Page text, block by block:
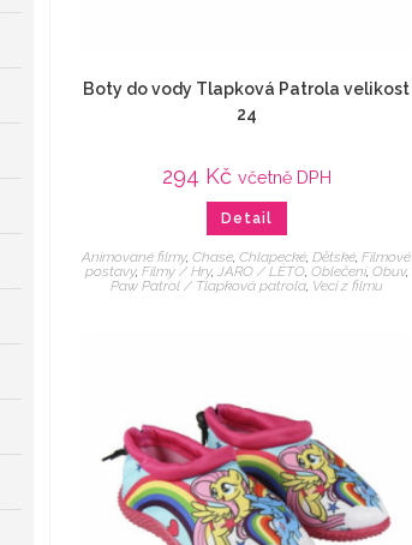
Boty do vody Tlapková Patrola velikost
24
294 Kč včetně DPH
Detail
Animované filmy,Chase ,Chlapecké ,Dětské ,Filmové
postavy, Filmy / Hry, JARO / LÉTO, Oblečení, Obuv,
Paw Patrol / Tlapková patrola, Veci z filmu